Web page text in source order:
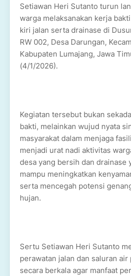
Setiawan Heri Sutanto turun
warga melaksanakan kerja
kiri jalan serta drainase di
RW 002, Desa Darungan,
Kabupaten Lumajang, Jawa
(4/1/2026).
Kegiatan tersebut bukan
bakti, melainkan wujud nyata
masyarakat dalam menjaga
menjadi urat nadi aktivitas
desa yang bersih dan drainase
mampu meningkatkan
serta mencegah potensi
hujan.
Sertu Setiawan Heri Sutanto
perawatan jalan dan saluran
secara berkala agar manfaat